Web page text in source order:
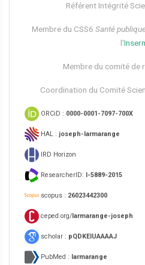
Référent Intégrité
Membre du CSS6​ Santé
l’
Membre du comité de
Coordination du Comité
ORCiD : 0000-0001-7097-700X
HAL : joseph-larmarange
IRD Horizon
ResearcherID: I-5889-2015
scopus : 26023442300
ceped.org/larmarange-joseph
scholar : pQDKEIUAAAAJ
PubMed : larmarange